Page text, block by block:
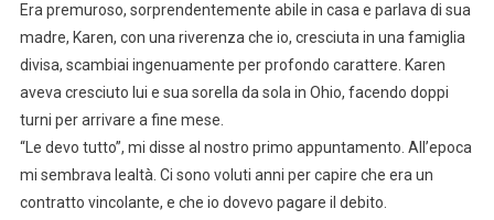
Era premuroso, sorprendentemente abile in casa e parlava di sua
madre, Karen, con una riverenza che io, cresciuta in una famiglia
divisa, scambiai ingenuamente per profondo carattere. Karen
aveva cresciuto lui e sua sorella da sola in Ohio, facendo doppi
turni per arrivare a fine mese.
“Le devo tutto”, mi disse al nostro primo appuntamento. All’epoca
mi sembrava lealtà. Ci sono voluti anni per capire che era un
contratto vincolante, e che io dovevo pagare il debito.